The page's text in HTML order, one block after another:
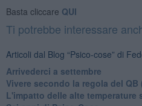
Basta cliccare QUI
Ti potrebbe interessare
Articoli dal Blog “Psico-cose” di
​Arrivederci a settembre
​Vivere secondo la regola del
​L'impatto delle alte temperature